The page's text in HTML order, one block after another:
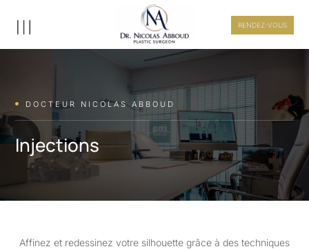
RENDEZ-VOUS
 DOCTEUR NICOLAS ABBOUD
Injections
Affinez et redessinez votre silhouette grâce à des techniques